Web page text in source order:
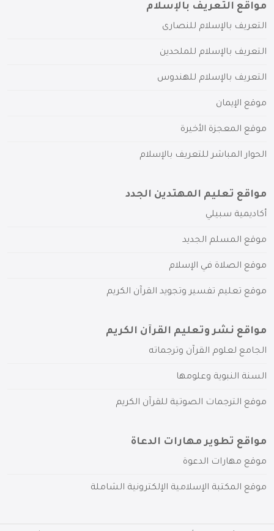
مواقع التعريف بالإسلام
التعريف بالإسلام للنصارى
التعريف بالإسلام للملحدين
التعريف بالإسلام للهندوس
موقع الإيمان
موقع المعجزة الأخيرة
الحوار المباشر للتعريف بالإسلام
مواقع تعليم المهتدين الجدد
أكاديمية سبيلي
موقع المسلم الجديد
موقع الصلاة في الإسلام
موقع تعليم تفسير وتجويد القرآن الكريم
مواقع نشر وتعليم القرآن الكريم
الجامع لعلوم القرآن وترجماته
السنة النبوية وعلومها
موقع الترجمات الصوتية للقرآن الكريم
مواقع تطوير مهارات الدعاة
موقع مهارات الدعوة
موقع المكتبة الإسلامية الإلكترونية الشاملة